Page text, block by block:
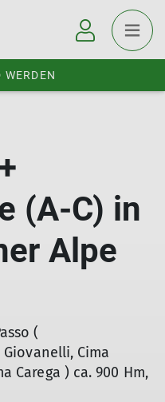
(A-C) in
Alpe
(
Cima
Carega ) ca. 900 Hm,